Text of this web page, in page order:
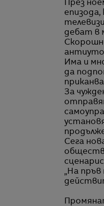
През
дебат в
Има и
да
За
Сега
„На